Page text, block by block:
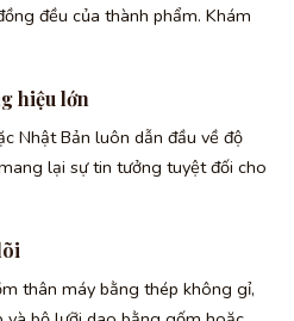
đều của thành phẩm. Khám
hiệu lớn
Nhật Bản luôn dẫn đầu về độ
lại sự tin tưởng tuyệt đối cho
thân máy bằng thép không gỉ,